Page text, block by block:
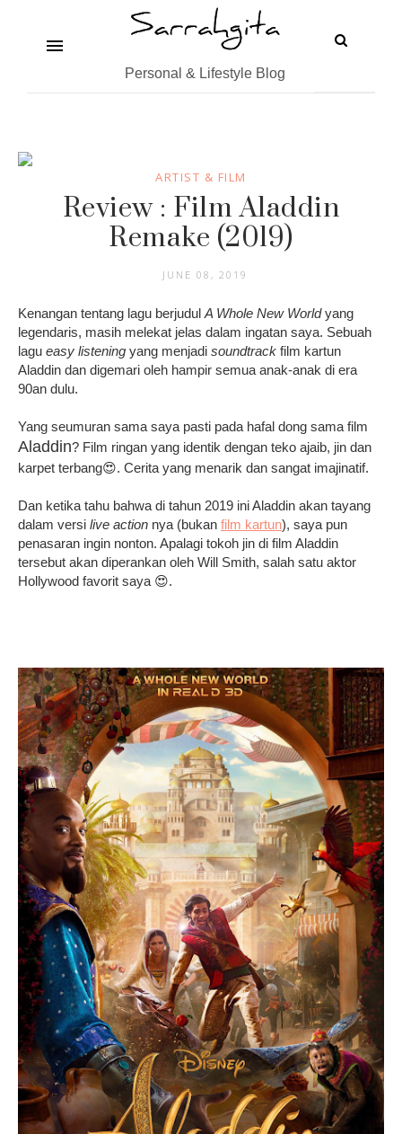
Personal & Lifestyle Blog
ARTIST & FILM
Review : Film Aladdin
Remake (2019)
JUNE 08, 2019
Kenangan tentang lagu berjudul A Whole New Worldyang
legendaris, masih melekat jelas dalam ingatan saya. Sebuah
lagu easy listening yang menjadi soundtrack film kartun
Aladdin dan digemari oleh hampir semua anak-anak di era
90an dulu.
Yang seumuran sama saya pasti pada hafal dong sama film
Aladdin? Film ringan yang identik dengan teko ajaib, jin dan
karpet terbang😍. Cerita yang menarik dan sangat imajinatif.
Dan ketika tahu bahwa di tahun 2019 ini Aladdin akan tayang
dalam versi live action nya (bukan film kartun), saya pun
penasaran ingin nonton. Apalagi tokoh jin di film Aladdin
tersebut akan diperankan oleh Will Smith, salah satu aktor
Hollywood favorit saya 😍.